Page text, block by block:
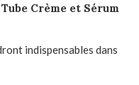
Crème et Sérum
indispensables dans